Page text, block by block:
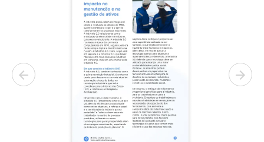
arrow_back arrow_forward